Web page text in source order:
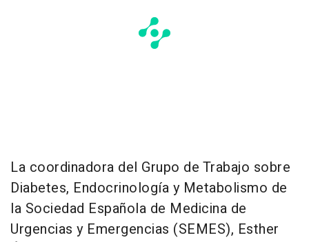
La coordinadora del Grupo de Trabajo sobre
Diabetes, Endocrinología y Metabolismo de
la Sociedad Española de Medicina de
Urgencias y Emergencias (SEMES), Esther